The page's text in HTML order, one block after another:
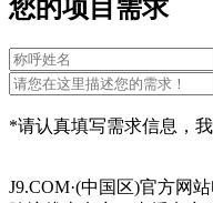
您的项目需求
*请认真填写需求信息，
J9.COM·(中国区)官方网